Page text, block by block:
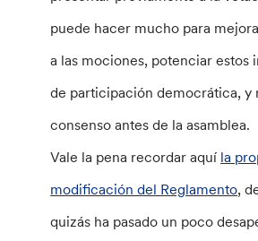
puede hacer mucho para
a las mociones, potenciar estos
de participación democrática, y
consenso antes de la asamblea.
Vale la pena recordar aquí la
modificación del Reglamento,
quizás ha pasado un poco